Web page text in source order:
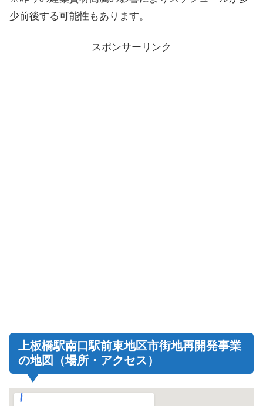
少前後する可能性もあります。
スポンサーリンク
上板橋駅南口駅前東地区市街地再開発事業
の地図（場所・アクセス）